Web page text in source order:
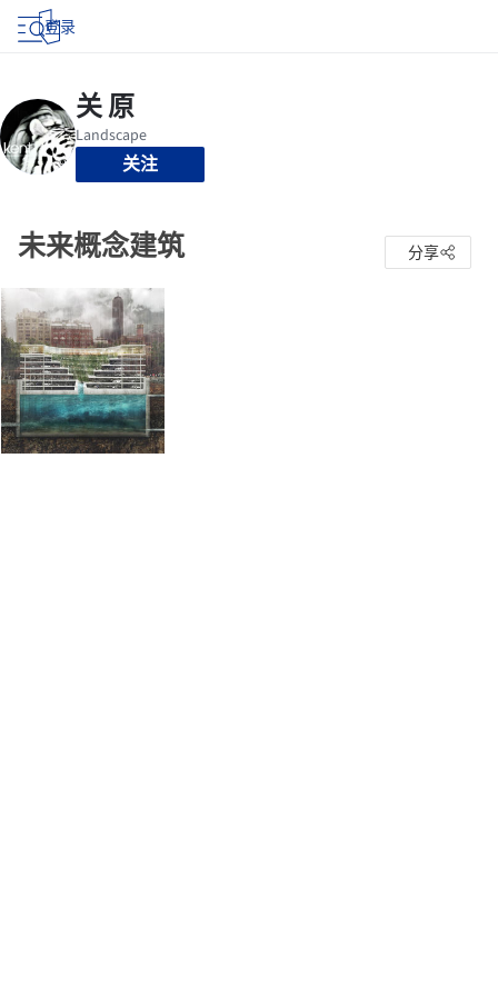
登录
关注
未来概念建筑 分享